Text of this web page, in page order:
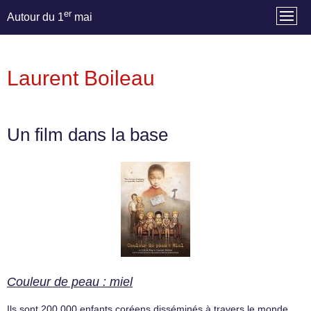
Autour du 1er mai
Laurent Boileau
Un film dans la base
Couleur de peau : miel